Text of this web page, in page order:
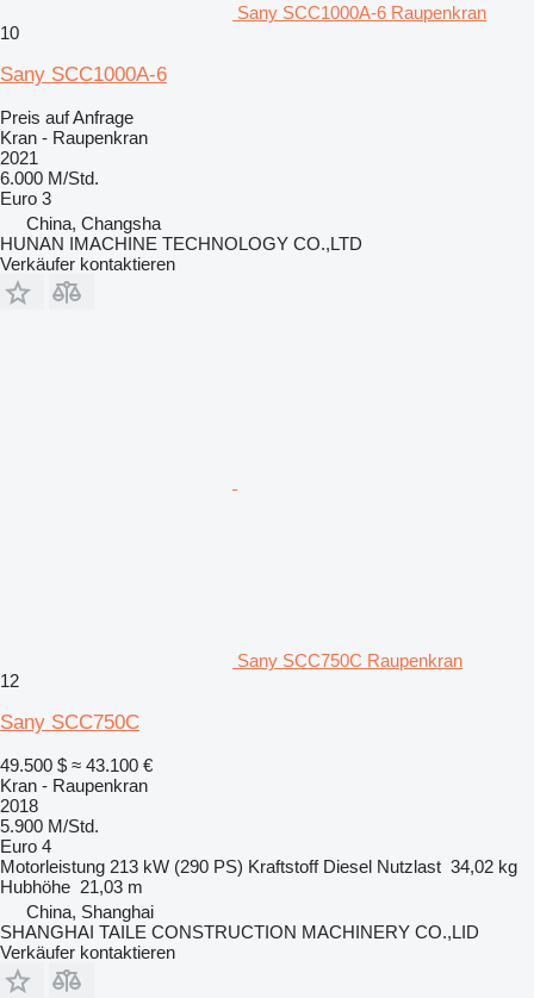
Sany SCC1000A-6 Raupenkran
10
Sany SCC1000A-6
Preis auf Anfrage
Kran - Raupenkran
2021
6.000 M/Std.
Euro 3
China, Changsha
HUNAN IMACHINE TECHNOLOGY CO.,LTD
Verkäufer kontaktieren
Sany SCC750C Raupenkran
12
Sany SCC750C
49.500 $ ≈ 43.100 €
Kran - Raupenkran
2018
5.900 M/Std.
Euro 4
Motorleistung 213 kW (290 PS) Kraftstoff Diesel Nutzlast 34,02 kg
Hubhöhe 21,03 m
China, Shanghai
SHANGHAI TAILE CONSTRUCTION MACHINERY CO.,LID
Verkäufer kontaktieren